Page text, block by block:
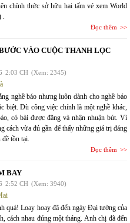
chính thức sở hữu hai tấm vé xem World
.
Đọc thêm
VÀO CUỘC THANH LỌC
2:03 CH (Xem: 2345)
nghề báo nhưng luôn dành cho nghề báo
biệt. Dù công việc chính là một nghề khác,
có bài được đăng và nhận nhuận bút. Vì
cách vừa đủ gần để thấy những giá trị đáng
tồn tại.
Đọc thêm
BAY
2:52 CH (Xem: 3940)
quá! Loay hoay đã đến ngày Đại tường của
cách nhau đúng một tháng. Anh chị đã đến